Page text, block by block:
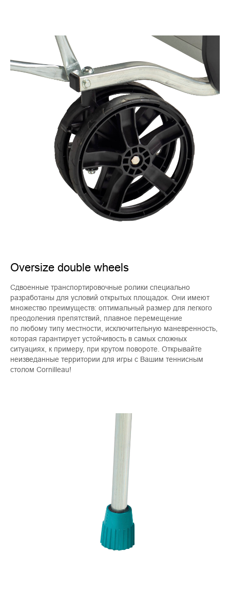
Oversize double wheels
Сдвоенные транспортировочные ролики специально
разработаны для условий открытых площадок. Они имеют
множество преимуществ: оптимальный размер для легкого
преодоления препятствий, плавное перемещение
по любому типу местности, исключительную маневренность,
которая гарантирует устойчивость в самых сложных
ситуациях, к примеру, при крутом повороте. Открывайте
неизведанные территории для игры с Вашим теннисным
столом Cornilleau!